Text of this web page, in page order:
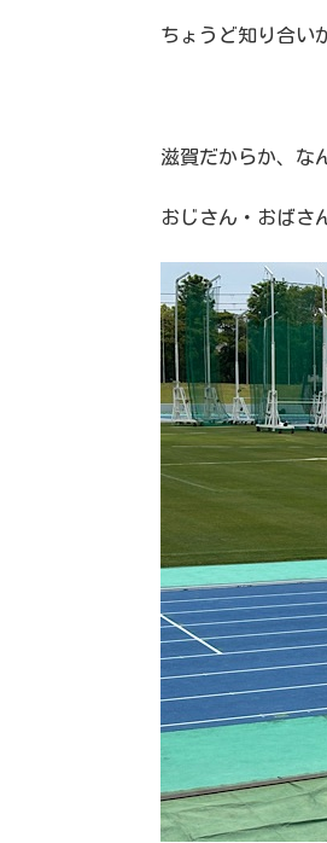
ちょうど知り合い
滋賀だからか、な
おじさん・おばさ